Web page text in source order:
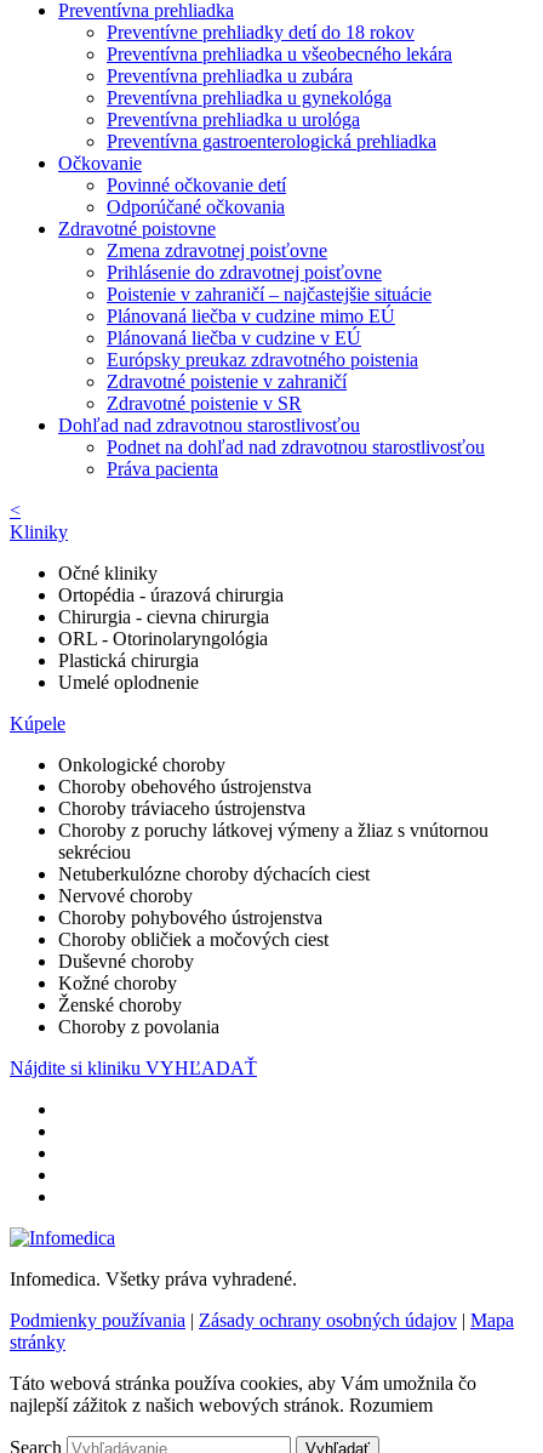
Preventívna prehliadka
Preventívne prehliadky detí do 18 rokov
Preventívna prehliadka u všeobecného lekára
Preventívna prehliadka u zubára
Preventívna prehliadka u gynekológa
Preventívna prehliadka u urológa
Preventívna gastroenterologická prehliadka
Očkovanie
Povinné očkovanie detí
Odporúčané očkovania
Zdravotné poistovne
Zmena zdravotnej poisťovne
Prihlásenie do zdravotnej poisťovne
Poistenie v zahraničí – najčastejšie situácie
Plánovaná liečba v cudzine mimo EÚ
Plánovaná liečba v cudzine v EÚ
Európsky preukaz zdravotného poistenia
Zdravotné poistenie v zahraničí
Zdravotné poistenie v SR
Dohľad nad zdravotnou starostlivosťou
Podnet na dohľad nad zdravotnou starostlivosťou
Práva pacienta
<
Kliniky
Očné kliniky
Ortopédia - úrazová chirurgia
Chirurgia - cievna chirurgia
ORL - Otorinolaryngológia
Plastická chirurgia
Umelé oplodnenie
Kúpele
Onkologické choroby
Choroby obehového ústrojenstva
Choroby tráviaceho ústrojenstva
Choroby z poruchy látkovej výmeny a žliaz s vnútornou
sekréciou
Netuberkulózne choroby dýchacích ciest
Nervové choroby
Choroby pohybového ústrojenstva
Choroby obličiek a močových ciest
Duševné choroby
Kožné choroby
Ženské choroby
Choroby z povolania
Nájdite si kliniku VYHĽADAŤ
Infomedica. Všetky práva vyhradené.
Podmienky používania | Zásady ochrany osobných údajov | Mapa
stránky
Táto webová stránka používa cookies, aby Vám umožnila čo
najlepší zážitok z našich webových stránok. Rozumiem
Search